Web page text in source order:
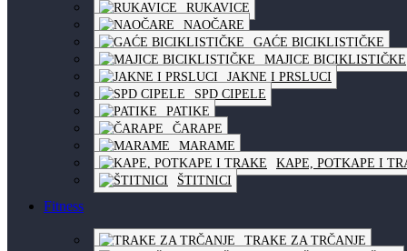
RUKAVICE
NAOČARE
GAĆE BICIKLISTIČKE
MAJICE BICIKLISTIČKE
JAKNE I PRSLUCI
SPD CIPELE
PATIKE
ČARAPE
MARAME
KAPE, POTKAPE I
ŠTITNICI
Fitness
TRAKE ZA TRČANJE